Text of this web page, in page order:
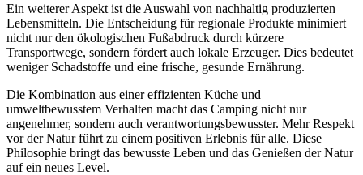
Ein weiterer Aspekt ist die Auswahl von nachhaltig produzierten
Lebensmitteln. Die Entscheidung für regionale Produkte minimiert
nicht nur den ökologischen Fußabdruck durch kürzere
Transportwege, sondern fördert auch lokale Erzeuger. Dies bedeutet
weniger Schadstoffe und eine frische, gesunde Ernährung.
Die Kombination aus einer effizienten Küche und
umweltbewusstem Verhalten macht das Camping nicht nur
angenehmer, sondern auch verantwortungsbewusster. Mehr Respekt
vor der Natur führt zu einem positiven Erlebnis für alle. Diese
Philosophie bringt das bewusste Leben und das Genießen der Natur
auf ein neues Level.